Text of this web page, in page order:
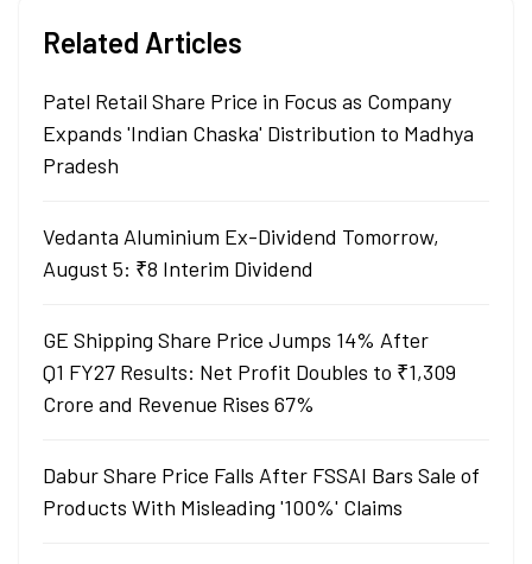
Related Articles
Patel Retail Share Price in Focus as Company
Expands 'Indian Chaska' Distribution to Madhya
Pradesh
Vedanta Aluminium Ex-Dividend Tomorrow,
August 5: ₹8 Interim Dividend
GE Shipping Share Price Jumps 14% After
Q1 FY27 Results: Net Profit Doubles to ₹1,309
Crore and Revenue Rises 67%
Dabur Share Price Falls After FSSAI Bars Sale of
Products With Misleading '100%' Claims